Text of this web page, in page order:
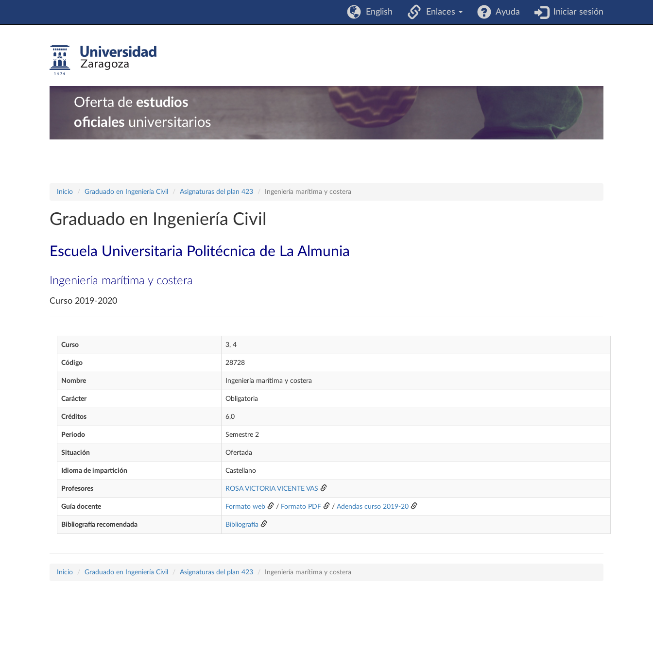
English Enlaces Ayuda Iniciar sesión
Oferta de estudios
oficiales universitarios
Inicio Graduado en Ingeniería Civil Asignaturas del plan 423 Ingeniería marítima y costera
Graduado en Ingeniería Civil
Escuela Universitaria Politécnica de La Almunia
Ingeniería marítima y costera
Curso 2019-2020
Curso 3, 4
Código 28728
Nombre Ingeniería marítima y costera
Carácter Obligatoria
Créditos 6,0
Periodo Semestre 2
Situación Ofertada
Idioma de impartición Castellano
Profesores ROSA VICTORIA VICENTE VAS
Guía docente Formato web / Formato PDF / Adendas curso 2019-20
Bibliografía recomendada Bibliografía
Inicio Graduado en Ingeniería Civil Asignaturas del plan 423 Ingeniería marítima y costera